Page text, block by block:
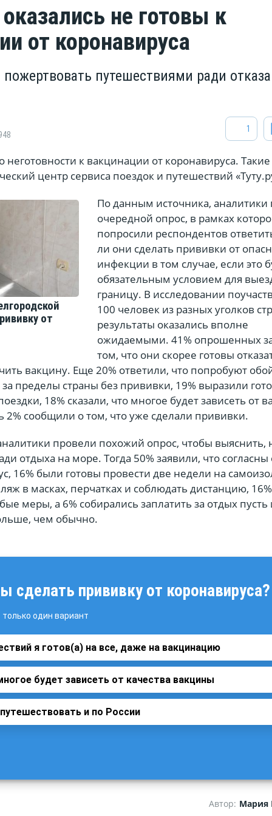
не готовы к
от коронавируса
путешествиями ради
1
неготовности к вакцинации от коронавируса.
центр сервиса поездок и путешествий
от
По данным источника, аналитики
очередной опрос, в рамках
попросили респондентов
ли они сделать прививки от
инфекции в том случае, если это
обязательным условием для
границу. В исследовании
100 человек из разных уголков
результаты оказались вполне
ожидаемыми. 41% опрошенных
том, что они скорее готовы
вакцину. Еще 20% ответили, что попробуют
пределы страны без прививки, 19% выразили
18% сказали, что многое будет зависеть от
сообщили о том, что уже сделали прививки.
провели похожий опрос, чтобы выяснить,
отдыха на море. Тогда 50% заявили, что согласны
16% были готовы провести две недели на
в масках, перчатках и соблюдать дистанцию, 16%
меры, а 6% собирались заплатить за отдых пусть
чем обычно.
сделать прививку от коронавируса?
один вариант
я готов(а) на все, даже на вакцинацию
будет зависеть от качества вакцины
и по России
Автор: Мария